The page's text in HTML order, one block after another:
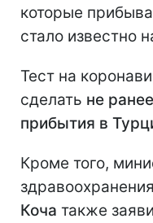
которые
стало известно
Тест на
сделать не
прибытия в
Кроме того,
Коча также